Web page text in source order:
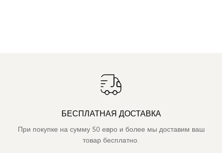
БЕСПЛАТНАЯ ДОСТАВКА
При покупке на сумму 50 евро и более мы доставим ваш
товар бесплатно.